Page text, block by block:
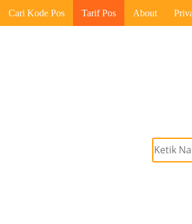
Cari Kode Pos Tarif Pos About